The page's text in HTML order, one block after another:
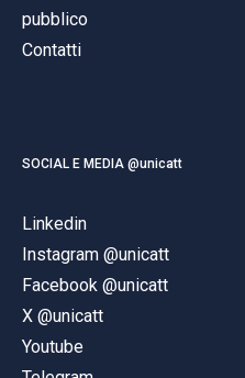
pubblico
Contatti
SOCIAL E MEDIA @unicatt
Linkedin
Instagram @unicatt
Facebook @unicatt
X @unicatt
Youtube